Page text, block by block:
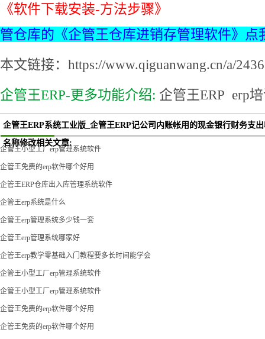
《软件下载安装-方法步骤》
管仓库的《企管王仓库进销存管理软件》点
本文链接：https://www.qiguanwang.cn/a/
企管王ERP-更多功能介绍: 企管王ERP erp
企管王ERP系统工业版_企管王ERP记公司内账帐用的现金银行财务支
名称修改相关文章:
企管王小型工厂erp管理系统软件
企管王免费的erp软件哪个好用
企管王ERP仓库出入库管理系统软件
企管王erp系统是什么
企管王erp管理系统多少钱一套
企管王erp管理系统哪家好
企管王erp教学零基础入门教程要多长时间能学会
企管王小型工厂erp管理系统软件
企管王小型工厂erp管理系统软件
企管王免费的erp软件哪个好用
企管王免费的erp软件哪个好用